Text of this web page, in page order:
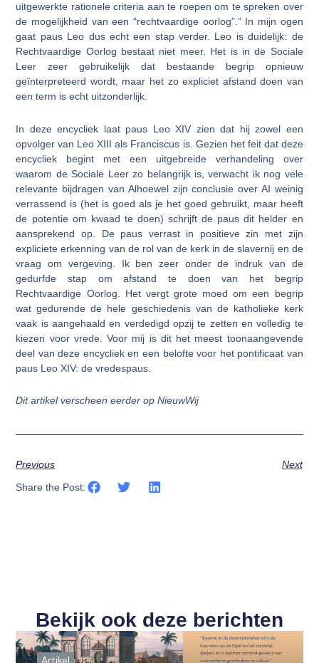
uitgewerkte rationele criteria aan te roepen om te spreken over
de mogelijkheid van een “rechtvaardige oorlog”.” In mijn ogen
gaat paus Leo dus echt een stap verder. Leo is duidelijk: de
Rechtvaardige Oorlog bestaat niet meer. Het is in de Sociale
Leer zeer gebruikelijk dat bestaande begrip opnieuw
geïnterpreteerd wordt, maar het zo expliciet afstand doen van
een term is echt uitzonderlijk.
In deze encycliek laat paus Leo XIV zien dat hij zowel een
opvolger van Leo XIII als Franciscus is. Gezien het feit dat deze
encycliek begint met een uitgebreide verhandeling over
waarom de Sociale Leer zo belangrijk is, verwacht ik nog vele
relevante bijdragen van Alhoewel zijn conclusie over AI weinig
verrassend is (het is goed als je het goed gebruikt, maar heeft
de potentie om kwaad te doen) schrijft de paus dit helder en
aansprekend op. De paus verrast in positieve zin met zijn
expliciete erkenning van de rol van de kerk in de slavernij en de
vraag om vergeving. Ik ben zeer onder de indruk van de
gedurfde stap om afstand te doen van het begrip
Rechtvaardige Oorlog. Het vergt grote moed om een begrip
wat gedurende de hele geschiedenis van de katholieke kerk
vaak is aangehaald en verdedigd opzij te zetten en volledig te
kiezen voor vrede. Voor mij is dit het meest toonaangevende
deel van deze encycliek en een belofte voor het pontificaat van
paus Leo XIV: de vredespaus.
Dit artikel verscheen eerder op NieuwWij
Previous Next
Share the Post:
Bekijk ook deze berichten
Artikel